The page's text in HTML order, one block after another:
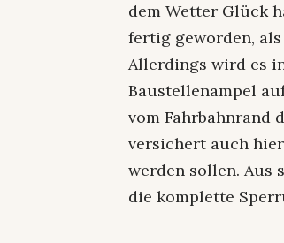
dem Wetter Glück
fertig geworden,
Allerdings wird es
Baustellenampel
vom Fahrbahnrand
versichert auch
werden sollen. Aus
die komplette